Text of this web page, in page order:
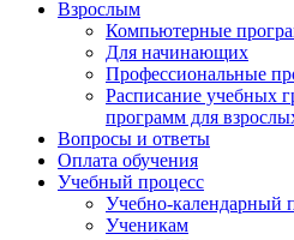
Взрослым
Компьютерные
Для начинающих
Профессиональные
Расписание учебных
программ для
Вопросы и ответы
Оплата обучения
Учебный процесс
Учебно-календарный
Ученикам